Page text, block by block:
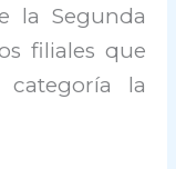
la Segunda
filiales que
la